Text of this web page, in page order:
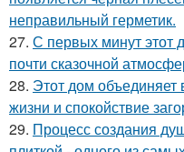
неправильный герметик.
27. С первых минут этот
почти сказочной
28. Этот дом объединяет
жизни и спокойствие
29. Процесс создания